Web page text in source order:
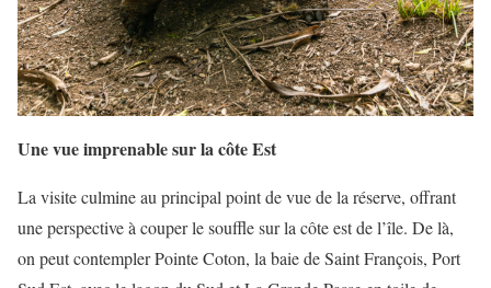
Une vue imprenable sur la côte Est
La visite culmine au principal point de vue de la réserve, offrant
une perspective à couper le souffle sur la côte est de l’île. De là,
on peut contempler Pointe Coton, la baie de Saint François, Port